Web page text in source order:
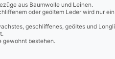
aus Baumwolle und Leinen.
oder geöltem Leder wird nur
geschliffenes, geöltes und
gewohnt bestehen.